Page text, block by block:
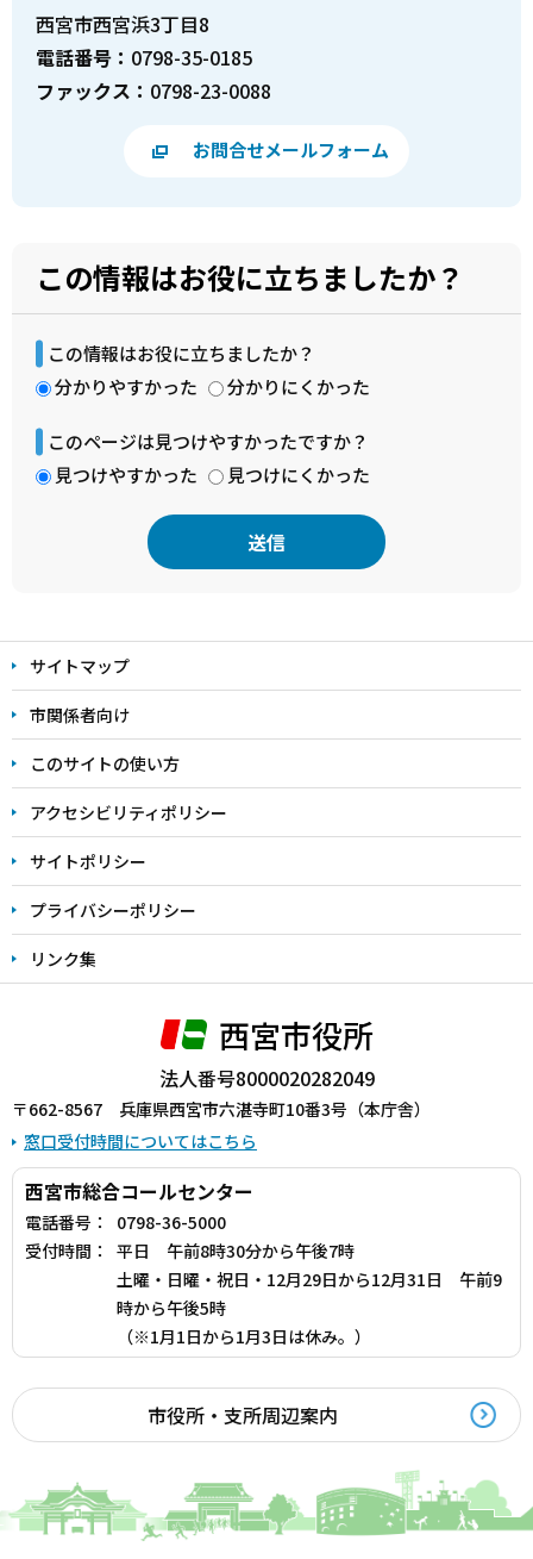
西宮市西宮浜3丁目8
電話番号： 0798-35-0185
ファックス： 0798-23-0088
お問合せメールフォーム
この情報はお役に立ちましたか？
この情報はお役に立ちましたか？
分かりやすかった
分かりにくかった
このページは見つけやすかったですか？
見つけやすかった
見つけにくかった
文
こ
こ
ま
で
サイトマップ
市関係者向け
このサイトの使い方
アクセシビリティポリシー
サイトポリシー
プライバシーポリシー
リンク集
西宮市役所
法人番号8000020282049
〒662-8567 兵庫県西宮市六湛寺町10番3号（本庁舎）
窓口受付時間についてはこちら
西宮市総合コールセンター
電話番号：
0798-36-5000
受付時間：
平日 午前8時30分から午後7時
土曜・日曜・祝日・12月29日から12月31日 午前9
時から午後5時
（※1月1日から1月3日は休み。）
市役所・支所周辺案内